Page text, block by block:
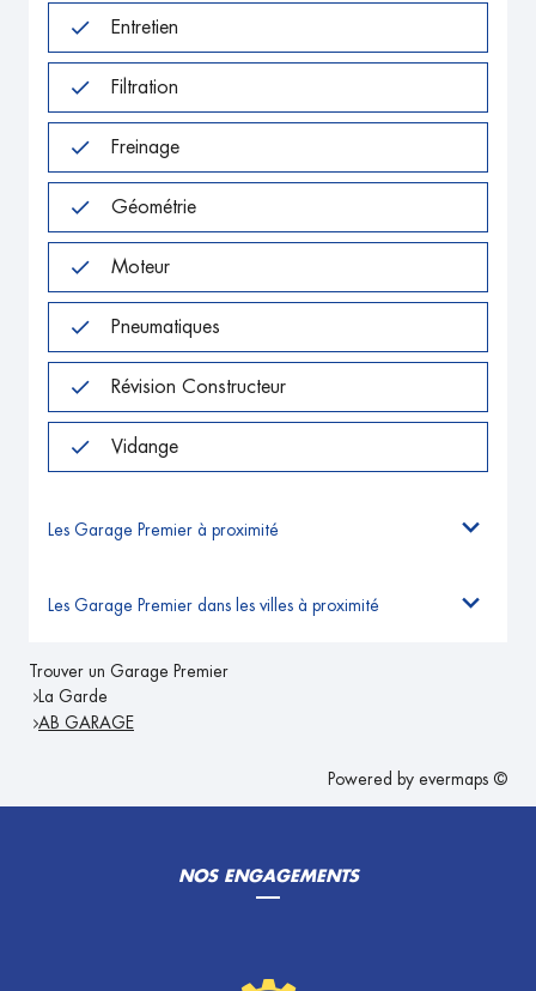
Entretien
Filtration
Freinage
Géométrie
Moteur
Pneumatiques
Révision Constructeur
Vidange
Les Garage Premier à proximité
Les Garage Premier dans les villes à proximité
Trouver un Garage Premier
La Garde
AB GARAGE
Powered by evermaps ©
NOS ENGAGEMENTS